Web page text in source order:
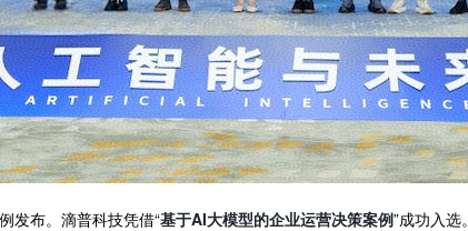
发布。滴普科技凭借“基于AI大模型的企业运营决策案例”成功入选。